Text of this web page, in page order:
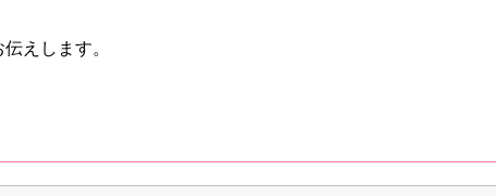
えします。